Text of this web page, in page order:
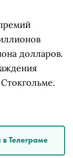
долларов.
Телеграме